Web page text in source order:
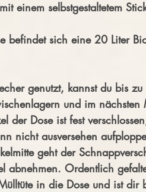
einem selbstgestaltetem
befindet sich eine 20 Liter
genutzt, kannst du bis
und im nächsten
der Dose ist fest
nicht ausversehen
geht der
abnehmen. Ordentlich
in die Dose und ist dir